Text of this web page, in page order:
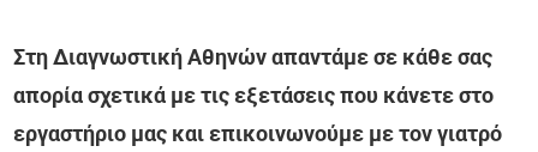
Στη Διαγνωστική Αθηνών απαντάμε σε κάθε σας
απορία σχετικά με τις εξετάσεις που κάνετε στο
εργαστήριο μας και επικοινωνούμε με τον γιατρό